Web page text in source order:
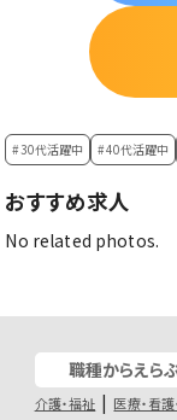
#30代活躍中 #40代活躍中
おすすめ求人
No related photos.
職種からえら
介護・福祉 医療・看護